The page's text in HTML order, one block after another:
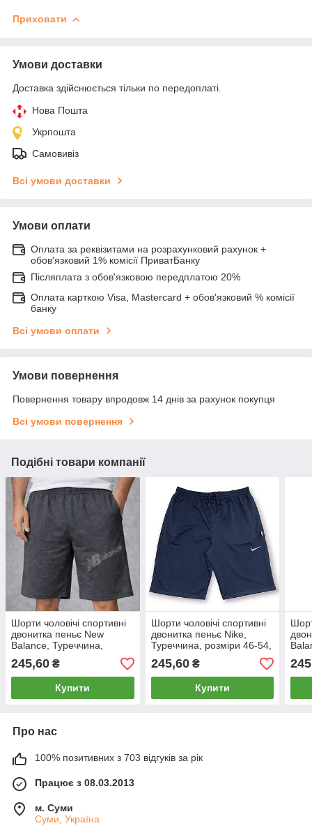
Приховати
Умови доставки
Доставка здійснюється тільки по передоплаті.
Нова Пошта
Укрпошта
Самовивіз
Всі умови доставки
Умови оплати
Оплата за реквізитами на розрахунковий рахунок +
обов'язковий 1% комісії ПриватБанку
Післяплата з обов'язковою передплатою 20%
Оплата карткою Visa, Mastercard + обов'язковий % комісії
банку
Всі умови оплати
Умови повернення
Повернення товару впродовж 14 днів за рахунок покупця
Всі умови повернення
Подібні товари компанії
Шорти чоловічі спортивні
двонитка пеньє New
Balance, Туреччина,
розміри 46-54, темно-сірі,
12315
245,60 ₴
Купити
Шорти чоловічі спортивні
двонитка пеньє Nike,
Туреччина, розміри 46-54,
темно-сині, 011502
245,60₴
Купити
Про нас
100% позитивних з 703 відгуків за рік
Працює з 08.03.2013
м. Суми
Суми, Україна